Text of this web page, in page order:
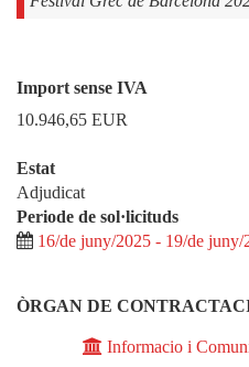
Import sense IVA
10.946,65 EUR
Estat
Adjudicat
Periode de sol·licituds
16/de juny/2025 - 19/de juny/
ÒRGAN DE
Informacio i